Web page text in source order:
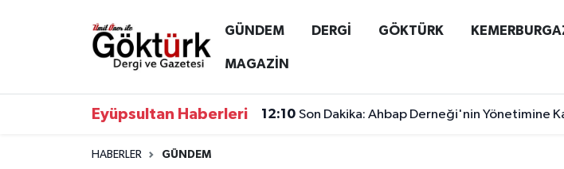
GÜNDEM DERGİ GÖKTÜRK
MAGAZİN
Eyüpsultan Haberleri 12:10 Son Dakika: Ahbap Derneği'nin Yönetimine
HABERLER GÜNDEM
Anne Çocuk
Eyüpsultan Hava Durumu